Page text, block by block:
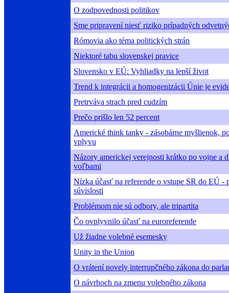
O zodpovednosti politikov
Sme pripravení niesť riziko prípadných
Rómovia ako téma politických strán
Niektoré tabu slovenskej pravice
Slovensko v EÚ: Vyhliadky na lepší život
Trend k integrácii a homogenizácii Únie je
Pretrváva strach pred cudzím
Prečo prišlo len 52 percent
Americké think tanky - zásobárne myšlienok,
vplyvu
Názory americkej verejnosti krátko po vojne a
voľbami
Nízka účasť na referende o vstupe SR do EÚ -
súvislosti
Problémom nie sú odbory, ale tripartita
Čo ovplyvnilo účasť na euroreferende
Už žiadne volebné esemesky
Unity in the Union
O vrátení novely interrupčného zákona do
O návrhoch na zmenu volebného zákona